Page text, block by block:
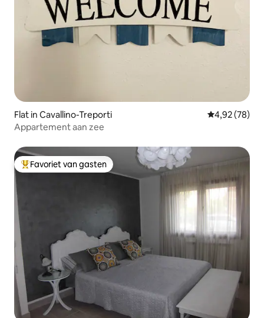
Flat in Cavallino-Treporti Gemiddelde
4,92 (78)
Appartement aan zee
Topfavoriet van gasten
Favoriet van gasten